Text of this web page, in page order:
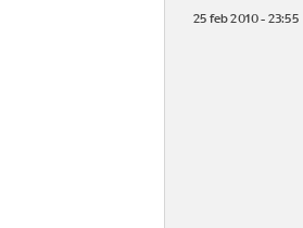
25 feb 2010 - 23:55